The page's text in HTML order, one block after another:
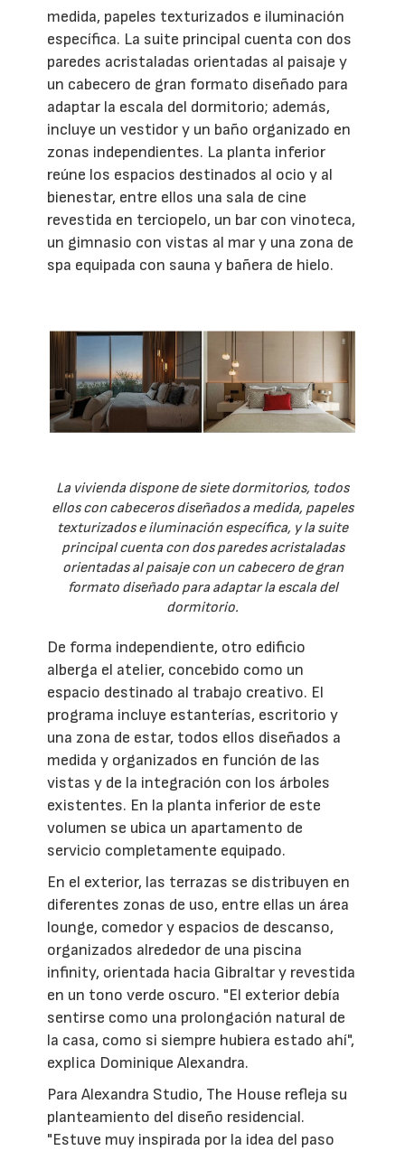
medida, papeles texturizados e iluminación
específica. La suite principal cuenta con dos
paredes acristaladas orientadas al paisaje y
un cabecero de gran formato diseñado para
adaptar la escala del dormitorio; además,
incluye un vestidor y un baño organizado en
zonas independientes. La planta inferior
reúne los espacios destinados al ocio y al
bienestar, entre ellos una sala de cine
revestida en terciopelo, un bar con vinoteca,
un gimnasio con vistas al mar y una zona de
spa equipada con sauna y bañera de hielo.
La vivienda dispone de siete dormitorios, todos
ellos con cabeceros diseñados a medida, papeles
texturizados e iluminación específica, y la suite
principal cuenta con dos paredes acristaladas
orientadas al paisaje con un cabecero de gran
formato diseñado para adaptar la escala del
dormitorio.
De forma independiente, otro edificio
alberga el atelier, concebido como un
espacio destinado al trabajo creativo. El
programa incluye estanterías, escritorio y
una zona de estar, todos ellos diseñados a
medida y organizados en función de las
vistas y de la integración con los árboles
existentes. En la planta inferior de este
volumen se ubica un apartamento de
servicio completamente equipado.
En el exterior, las terrazas se distribuyen en
diferentes zonas de uso, entre ellas un área
lounge, comedor y espacios de descanso,
organizados alrededor de una piscina
infinity, orientada hacia Gibraltar y revestida
en un tono verde oscuro. "El exterior debía
sentirse como una prolongación natural de
la casa, como si siempre hubiera estado ahí",
explica Dominique Alexandra.
Para Alexandra Studio, The House refleja su
planteamiento del diseño residencial.
"Estuve muy inspirada por la idea del paso